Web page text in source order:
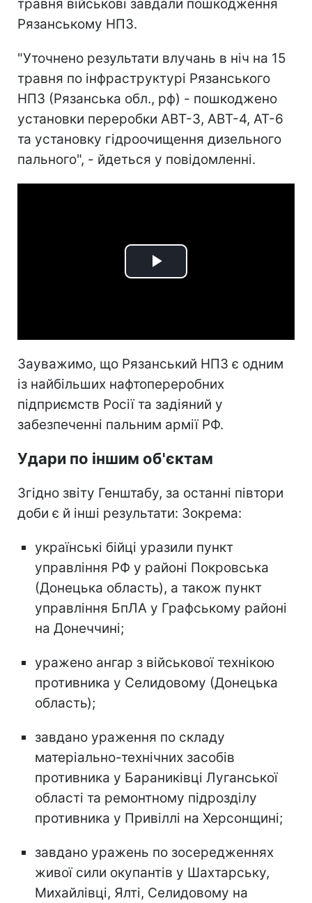
травня військові завдали пошкодження
Рязанському НПЗ.
"Уточнено результати влучань в ніч на 15
травня по інфраструктурі Рязанського
НПЗ (Рязанська обл., рф) - пошкоджено
установки переробки АВТ-3, АВТ-4, АТ-6
та установку гідроочищення дизельного
пального", - йдеться у повідомленні.
Play
Зауважимо, що Рязанський НПЗ є одним
із найбільших нафтопереробних
підприємств Росії та задіяний у
забезпеченні пальним армії РФ.
Удари по іншим об'єктам
Згідно звіту Генштабу, за останні півтори
доби є й інші результати: Зокрема:
українські бійці уразили пункт
управління РФ у районі Покровська
(Донецька область), а також пункт
управління БпЛА у Графському районі
на Донеччині;
уражено ангар з військової технікою
противника у Селидовому (Донецька
область);
завдано ураження по складу
матеріально-технічних засобів
противника у Бараниківці Луганської
області та ремонтному підрозділу
противника у Привіллі на Херсонщині;
завдано уражень по зосередженнях
живої сили окупантів у Шахтарську,
Михайлівці, Ялті, Селидовому на